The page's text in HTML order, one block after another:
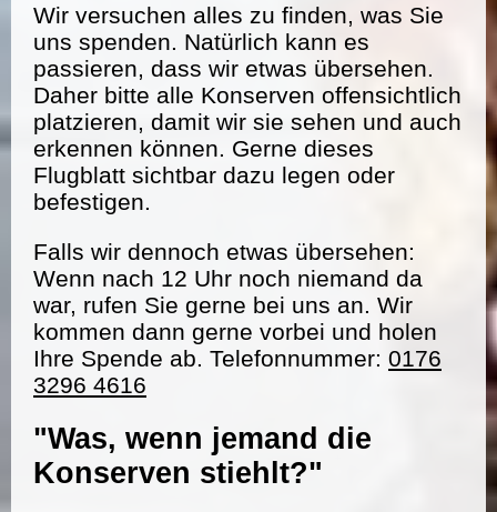
Wir versuchen alles zu finden, was Sie
uns spenden. Natürlich kann es
passieren, dass wir etwas übersehen.
Daher bitte alle Konserven offensichtlich
platzieren, damit wir sie sehen und auch
erkennen können. Gerne dieses
Flugblatt sichtbar dazu legen oder
befestigen.
Falls wir dennoch etwas übersehen:
Wenn nach 12 Uhr noch niemand da
war, rufen Sie gerne bei uns an. Wir
kommen dann gerne vorbei und holen
Ihre Spende ab. Telefonnummer: 0176
3296 4616
"Was, wenn jemand die
Konserven stiehlt?"